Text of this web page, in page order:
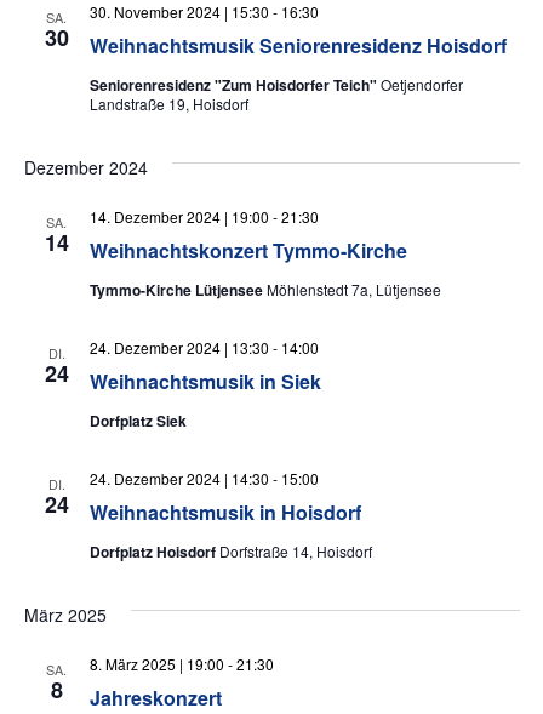
SA.
30 Weihnachtsmusik Seniorenresidenz Hoisdorf
30. November 2024 | 15:30 - 16:30
Seniorenresidenz "Zum Hoisdorfer Teich" Oetjendorfer
Landstraße 19, Hoisdorf
Dezember 2024
SA.
14 Weihnachtskonzert Tymmo-Kirche
14. Dezember 2024 | 19:00 -21:30
Tymmo-Kirche LütjenseeMöhlenstedt 7a, Lütjensee
DI.
24 Weihnachtsmusik in Siek
24. Dezember 2024 | 13:30 - 14:00
Dorfplatz Siek
DI.
24 Weihnachtsmusik in Hoisdorf
24. Dezember 2024 | 14:30 - 15:00
Dorfplatz Hoisdorf Dorfstraße 14, Hoisdorf
März 2025
SA.
8 Jahreskonzert
8. März 2025 | 19:00 -21:30